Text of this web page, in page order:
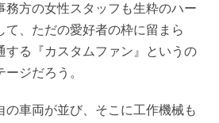
務方の女性スタッフも生粋のハー
て、ただの愛好者の枠に留まら
する『カスタムファン』というの
ジだろう。
の車両が並び、そこに工作機械も